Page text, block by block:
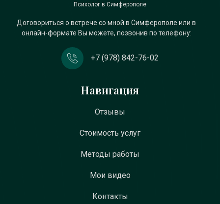
Психолог в Симферополе
Договориться о встрече со мной в Симферополе или в
онлайн-формате Вы можете, позвонив по телефону:
+7 (978) 842-76-02
Навигация
Отзывы
Стоимость услуг
Методы работы
Мои видео
Контакты